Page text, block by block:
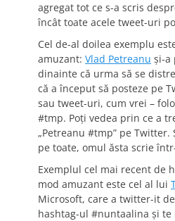
agregat tot ce s-a scris
încât toate acele tweet-uri
Cel de-al doilea exemplu
amuzant: Vlad Petreanu şi-a
dinainte că urma să se
că a început să posteze pe
sau tweet-uri, cum vrei –
#tmp. Poţi vedea prin ce a
„Petreanu #tmp” pe
pe toate, omul ăsta scrie
Exemplul cel mai recent de
mod amuzant este cel al lui
Microsoft, care a twitter-it
hashtag-ul #nuntaalina şi te